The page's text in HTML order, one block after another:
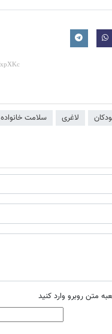
لاغری سلامت خانواده
متن روبرو وارد کنید